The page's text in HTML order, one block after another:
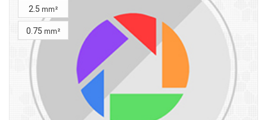
2.5 mm²
0.75 mm²